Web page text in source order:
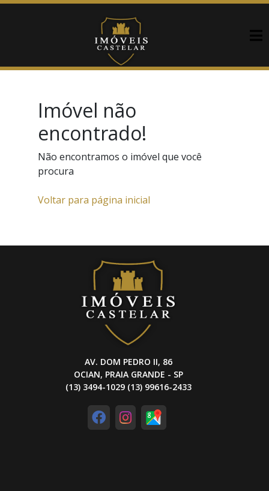
Imóvel não
encontrado!
Não encontramos o imóvel que você
procura
Voltar para página inicial
AV. DOM PEDRO II, 86
OCIAN, PRAIA GRANDE - SP
(13) 3494-1029 (13) 99616-2433